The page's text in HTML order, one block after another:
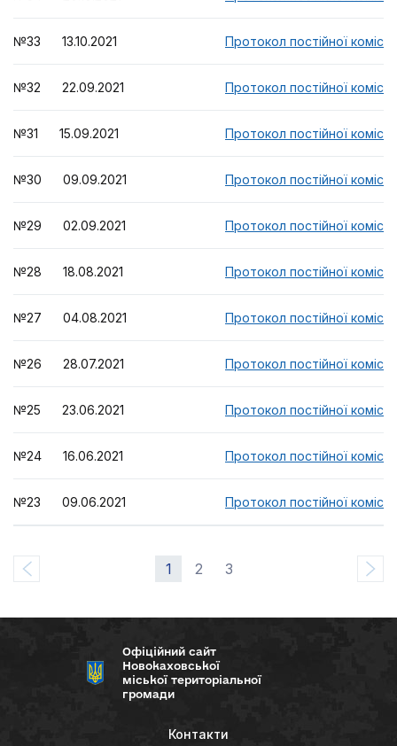
№33 13.10.2021 Протокол постійної комісії
№32 22.09.2021 Протокол постійної комісії
№31 15.09.2021 Протокол постійної комісії
№30 09.09.2021 Протокол постійної комісії
№29 02.09.2021 Протокол постійної комісії
№28 18.08.2021 Протокол постійної комісії
№27 04.08.2021 Протокол постійної комісії
№26 28.07.2021 Протокол постійної комісії
№25 23.06.2021 Протокол постійної комісії
№24 16.06.2021 Протокол постійної комісії
№23 09.06.2021 Протокол постійної комісії
1 2 3
Офіційний сайт
Новокаховської
міської територіальної
громади
Контакти